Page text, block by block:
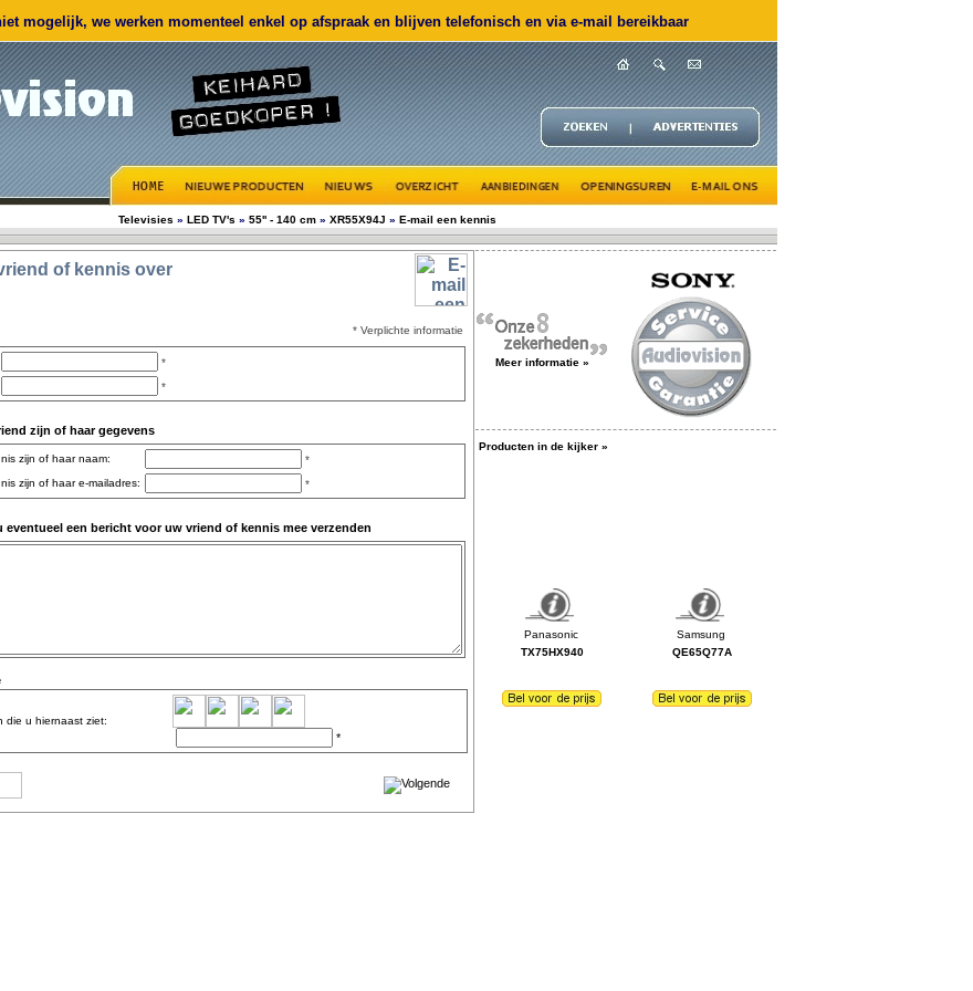
mogelijk, we werken momenteel enkel op afspraak en blijven telefonisch en via e-mail bereikbaar
Televisies » LED TV's » 55'' - 140 cm » XR55X94J » E-mail een kennis
of kennis over
* Verplichte informatie
*
*
zijn of haar gegevens
zijn of haar naam:
*
zijn of haar e-mailadres:
*
eventueel een bericht voor uw vriend of kennis mee verzenden
die u hiernaast ziet:
*
Meer informatie »
Producten in de kijker »
TX75HX940 QE65Q77A